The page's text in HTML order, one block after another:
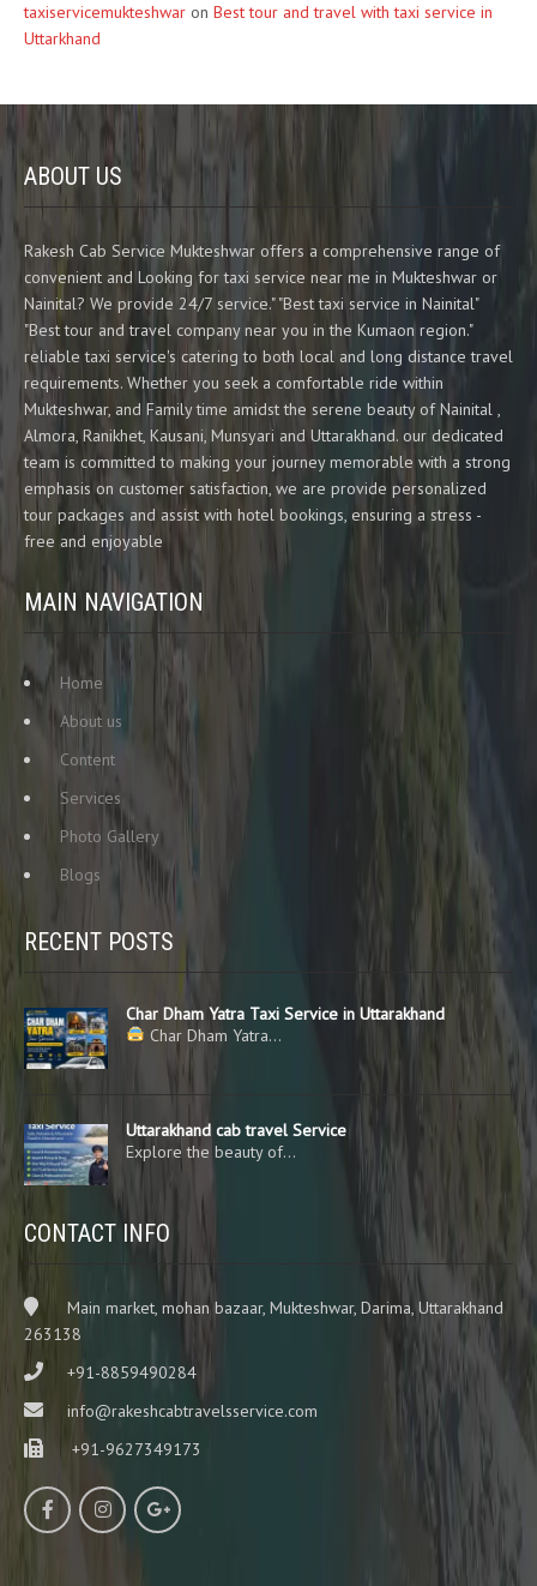
taxiservicemukteshwar on Best tour and travel with taxi service in
Uttarkhand
ABOUT US
Rakesh Cab Service Mukteshwar offers a comprehensive range of
convenient and Looking for taxi service near me in Mukteshwar or
Nainital? We provide 24/7 service." "Best taxi service in Nainital"
"Best tour and travel company near you in the Kumaon region."
reliable taxi service's catering to both local and long distance travel
requirements. Whether you seek a comfortable ride within
Mukteshwar, and Family time amidst the serene beauty of Nainital ,
Almora, Ranikhet, Kausani, Munsyari and Uttarakhand. our dedicated
team is committed to making your journey memorable with a strong
emphasis on customer satisfaction, we are provide personalized
tour packages and assist with hotel bookings, ensuring a stress -
free and enjoyable
MAIN NAVIGATION
Home
About us
Content
Services
Photo Gallery
Blogs
RECENT POSTS
Char Dham Yatra Taxi Service in Uttarakhand
Char Dham Yatra…
Uttarakhand cab travel Service
Explore the beauty of…
CONTACT INFO
Main market, mohan bazaar, Mukteshwar, Darima, Uttarakhand
263138
+91-8859490284
info@rakeshcabtravelsservice.com
+91-9627349173